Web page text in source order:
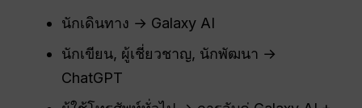
นักเดินทาง → Galaxy AI
นักเขียน, ผู้เชี่ยวชาญ, นักพัฒนา →
ChatGPT